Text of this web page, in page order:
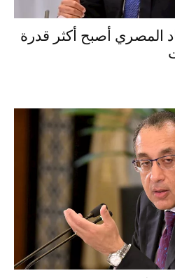
المصري أصبح أكثر قدرة